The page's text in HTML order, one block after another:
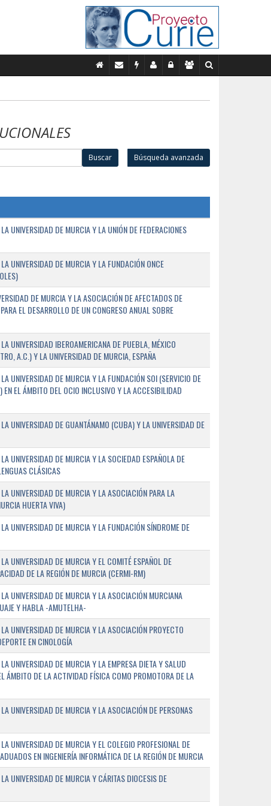
Buscar Búsqueda avanzada
UNIVERSIDAD DE MURCIA Y LA UNIÓN DE FEDERACIONES
UNIVERSIDAD DE MURCIA Y LA FUNDACIÓN ONCE
DE MURCIA Y LA ASOCIACIÓN DE AFECTADOS DE
EL DESARROLLO DE UN CONGRESO ANUAL SOBRE
UNIVERSIDAD IBEROAMERICANA DE PUEBLA, MÉXICO
A.C.) Y LA UNIVERSIDAD DE MURCIA, ESPAÑA
UNIVERSIDAD DE MURCIA Y LA FUNDACIÓN SOI (SERVICIO DE
EL ÁMBITO DEL OCIO INCLUSIVO Y LA ACCESIBILIDAD
UNIVERSIDAD DE GUANTÁNAMO (CUBA) Y LA UNIVERSIDAD DE
UNIVERSIDAD DE MURCIA Y LA SOCIEDAD ESPAÑOLA DE
CLÁSICAS
UNIVERSIDAD DE MURCIA Y LA ASOCIACIÓN PARA LA
HUERTA VIVA)
UNIVERSIDAD DE MURCIA Y LA FUNDACIÓN SÍNDROME DE
UNIVERSIDAD DE MURCIA Y EL COMITÉ ESPAÑOL DE
DE LA REGIÓN DE MURCIA (CERMI-RM)
UNIVERSIDAD DE MURCIA Y LA ASOCIACIÓN MURCIANA
Y HABLA -AMUTELHA-
UNIVERSIDAD DE MURCIA Y LA ASOCIACIÓN PROYECTO
EN CINOLOGÍA
UNIVERSIDAD DE MURCIA Y LA EMPRESA DIETA Y SALUD
ÁMBITO DE LA ACTIVIDAD FÍSICA COMO PROMOTORA DE LA
UNIVERSIDAD DE MURCIA Y LA ASOCIACIÓN DE PERSONAS
UNIVERSIDAD DE MURCIA Y EL COLEGIO PROFESIONAL DE
EN INGENIERÍA INFORMÁTICA DE LA REGIÓN DE MURCIA
UNIVERSIDAD DE MURCIA Y CÁRITAS DIOCESIS DE